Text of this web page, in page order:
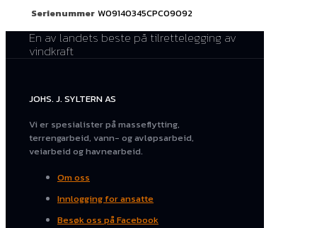
Serienummer W09140345CPC09092
En av landets beste på tilrettelegging av
vindkraft
JOHS. J. SYLTERN AS
Vi er spesialister på masseflytting,
terrengarbeid, vann- og avløpsarbeid,
veiarbeid og havnearbeid.
Om oss
Innlogging for ansatte
Besøk oss på Facebook